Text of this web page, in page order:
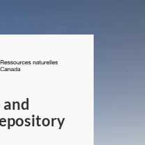
/
Canada
and